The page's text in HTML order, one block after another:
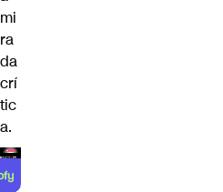
mi
ra
da
crí
tic
a.